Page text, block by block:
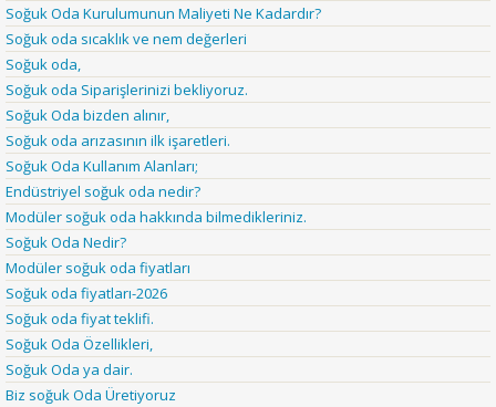
Soğuk Oda Kurulumunun Maliyeti Ne Kadardır?
Soğuk oda sıcaklık ve nem değerleri
Soğuk oda,
Soğuk oda Siparişlerinizi bekliyoruz.
Soğuk Oda bizden alınır,
Soğuk oda arızasının ilk işaretleri.
Soğuk Oda Kullanım Alanları;
Endüstriyel soğuk oda nedir?
Modüler soğuk oda hakkında bilmedikleriniz.
Soğuk Oda Nedir?
Modüler soğuk oda fiyatları
Soğuk oda fiyatları-2026
Soğuk oda fiyat teklifi.
Soğuk Oda Özellikleri,
Soğuk Oda ya dair.
Biz soğuk Oda Üretiyoruz